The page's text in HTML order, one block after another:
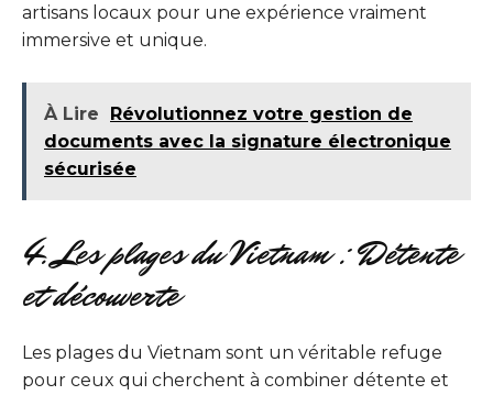
artisans locaux pour une expérience vraiment
immersive et unique.
À Lire
Révolutionnez votre gestion de
documents avec la signature électronique
sécurisée
4. Les plages du Vietnam : Détente
et découverte
Les plages du Vietnam sont un véritable refuge
pour ceux qui cherchent à combiner détente et